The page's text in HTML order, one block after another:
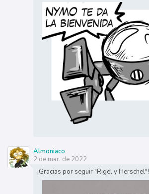
Almoniaco
2 de mar. de 2022
¡Gracias por seguir "Rigel y Herschel"!